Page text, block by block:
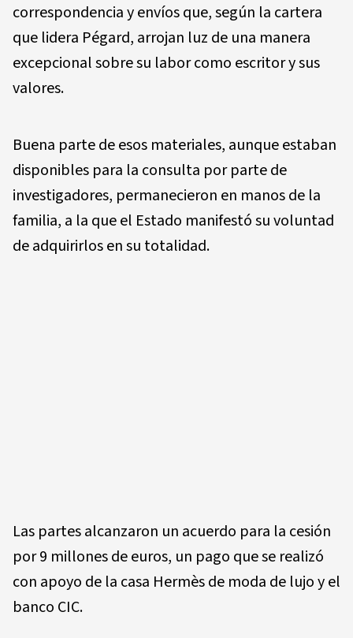
correspondencia y envíos que, según la cartera
que lidera Pégard, arrojan luz de una manera
excepcional sobre su labor como escritor y sus
valores.
Buena parte de esos materiales, aunque estaban
disponibles para la consulta por parte de
investigadores, permanecieron en manos de la
familia, a la que el Estado manifestó su voluntad
de adquirirlos en su totalidad.
Las partes alcanzaron un acuerdo para la cesión
por 9 millones de euros, un pago que se realizó
con apoyo de la casa Hermès de moda de lujo y el
banco CIC.